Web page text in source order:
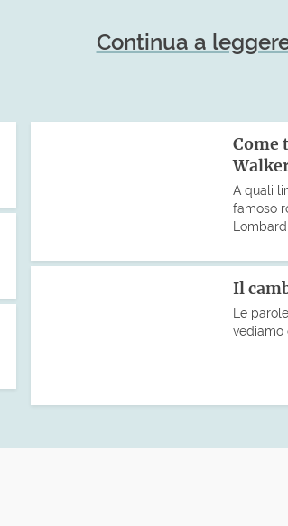
Continua a
Come
A quali
famoso
Il
Le
vediamo